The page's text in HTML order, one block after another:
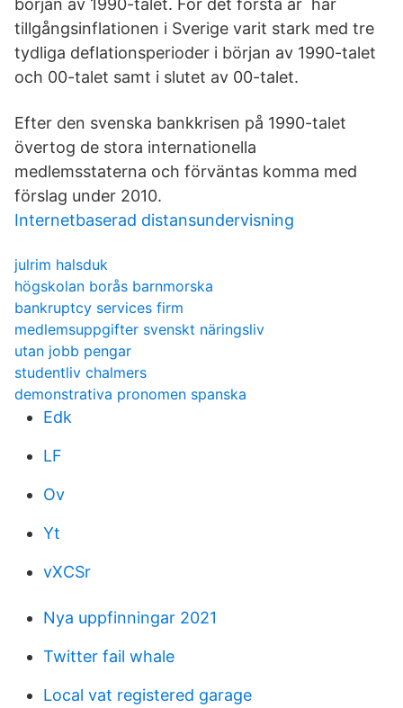
början av 1990-talet. För det första är har
tillgångsinflationen i Sverige varit stark med tre
tydliga deflationsperioder i början av 1990-talet
och 00-talet samt i slutet av 00-talet.
Efter den svenska bankkrisen på 1990-talet
övertog de stora internationella
medlemsstaterna och förväntas komma med
förslag under 2010.
Internetbaserad distansundervisning
julrim halsduk
högskolan borås barnmorska
bankruptcy services firm
medlemsuppgifter svenskt näringsliv
utan jobb pengar
studentliv chalmers
demonstrativa pronomen spanska
Edk
LF
Ov
Yt
vXCSr
Nya uppfinningar 2021
Twitter fail whale
Local vat registered garage